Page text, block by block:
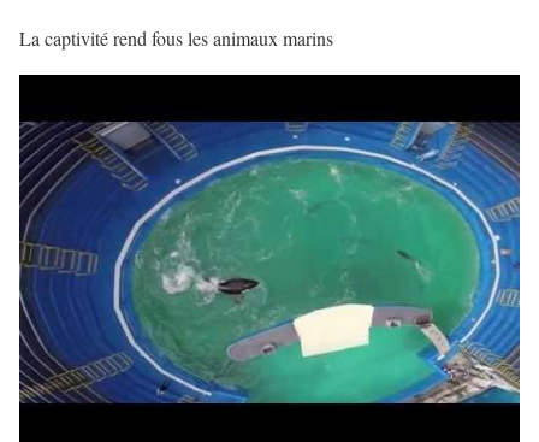
La captivité rend fous les animaux marins